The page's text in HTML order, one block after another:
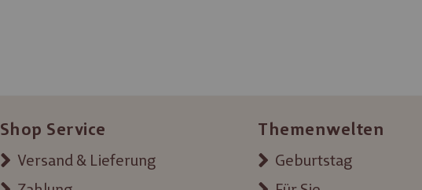
Shop Service
Versand & Lieferung
Themenwelten
Geburtstag